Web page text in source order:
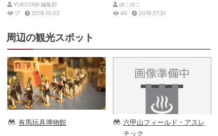
YUKOTABI 編集部
17
2018.10.03
ゆこゆこ
46
2018.07.31
周辺の観光スポット
有馬玩具博物館
六甲山フィールド・アスレ
チック